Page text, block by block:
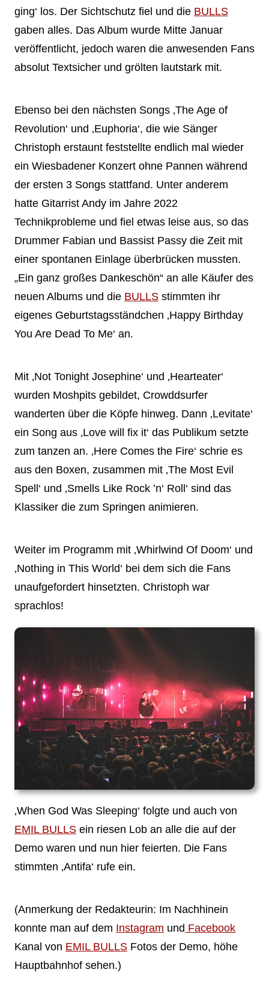
ging‘ los. Der Sichtschutz fiel und die BULLS
gaben alles. Das Album wurde Mitte Januar
veröffentlicht, jedoch waren die anwesenden Fans
absolut Textsicher und grölten lautstark mit.
Ebenso bei den nächsten Songs ‚The Age of
Revolution‘ und ‚Euphoria‘, die wie Sänger
Christoph erstaunt feststellte endlich mal wieder
ein Wiesbadener Konzert ohne Pannen während
der ersten 3 Songs stattfand. Unter anderem
hatte Gitarrist Andy im Jahre 2022
Technikprobleme und fiel etwas leise aus, so das
Drummer Fabian und Bassist Passy die Zeit mit
einer spontanen Einlage überbrücken mussten.
„Ein ganz großes Dankeschön“ an alle Käufer des
neuen Albums und die BULLSstimmten ihr
eigenes Geburtstagsständchen ‚Happy Birthday
You Are Dead To Me‘ an.
Mit ‚Not Tonight Josephine‘ und ‚Hearteater‘
wurden Moshpits gebildet, Crowddsurfer
wanderten über die Köpfe hinweg. Dann ‚Levitate‘
ein Song aus ‚Love will fix it‘ das Publikum setzte
zum tanzen an. ‚Here Comes the Fire‘ schrie es
aus den Boxen, zusammen mit ‚The Most Evil
Spell‘ und ‚Smells Like Rock ’n‘ Roll‘ sind das
Klassiker die zum Springen animieren.
Weiter im Programm mit ‚Whirlwind Of Doom‘ und
‚Nothing in This World‘ bei dem sich die Fans
unaufgefordert hinsetzten. Christoph war
sprachlos!
‚When God Was Sleeping‘ folgte und auch von
EMIL BULLSein riesen Lob an alle die auf der
Demo waren und nun hier feierten. Die Fans
stimmten ‚Antifa‘ rufe ein.
(Anmerkung der Redakteurin: Im Nachhinein
konnte man auf dem Instagram und Facebook
Kanal von EMIL BULLSFotos der Demo, höhe
Hauptbahnhof sehen.)